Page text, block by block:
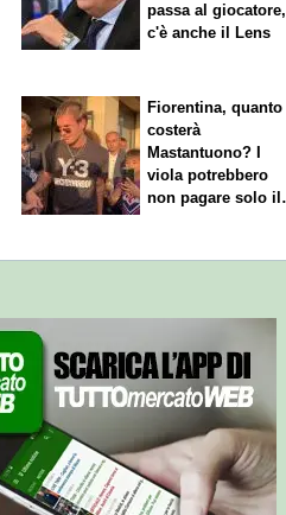
passa al giocatore,
c'è anche il Lens
Fiorentina, quanto
costerà
Mastantuono? I
viola potrebbero
non pagare solo il